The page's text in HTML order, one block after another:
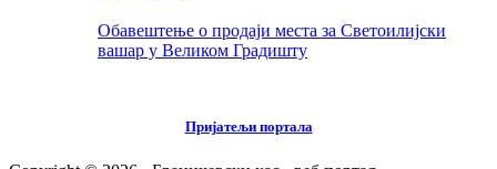
Обавештење о продаји места за Светоилијски
вашар у Великом Градишту
Пријатељи портала